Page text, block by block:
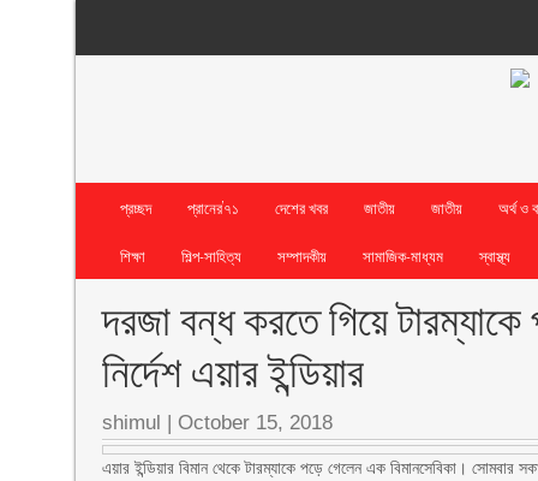
প্রচ্ছদ প্রানের’৭১ দেশের খবর জাতীয় জাতীয়
অর্থ ও
শিক্ষা
শিল্প-সাহিত্য সম্পাদকীয় সামাজিক-মাধ্যম স্বাস্থ্য
দরজা বন্ধ করতে গিয়ে
নির্দেশ এয়ার ইন্ডিয়ার
shimul | October 15, 2018
এয়ার ইন্ডিয়ার বিমান থেকে টারম্যাকে পড়ে গেলেন এক বিমানসেবিকা। সোমবার